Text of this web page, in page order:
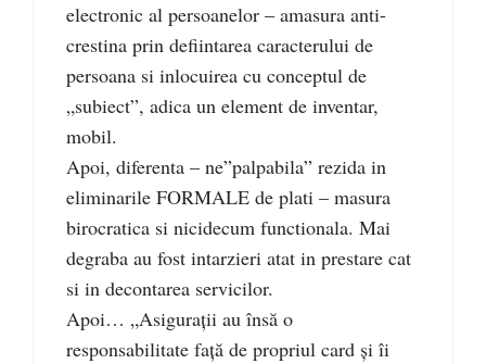
electronic al persoanelor – amasura anti-
crestina prin defiintarea caracterului de
persoana si inlocuirea cu conceptul de
„subiect”, adica un element de inventar,
mobil.
Apoi, diferenta – ne”palpabila” rezida in
eliminarile FORMALE de plati – masura
birocratica si nicidecum functionala. Mai
degraba au fost intarzieri atat in prestare cat
si in decontarea servicilor.
Apoi… „Asiguraţii au însă o
responsabilitate faţă de propriul card şi îi